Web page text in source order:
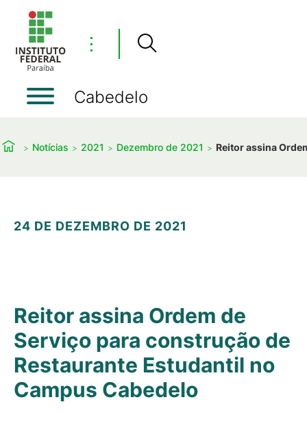
⋮
Cabedelo
Notícias 2021 Dezembro de 2021 Reitor assina
24 DE DEZEMBRO DE 2021
Reitor assina Ordem de
Serviço para construção de
Restaurante Estudantil no
Campus Cabedelo